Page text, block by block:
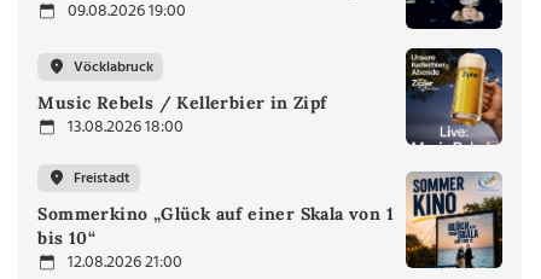
09.08.2026 19:00
Vöcklabruck
Music Rebels / Kellerbier in Zipf
13.08.2026 18:00
Freistadt
Sommerkino „Glück auf einer Skala von 1
bis 10“
12.08.2026 21:00